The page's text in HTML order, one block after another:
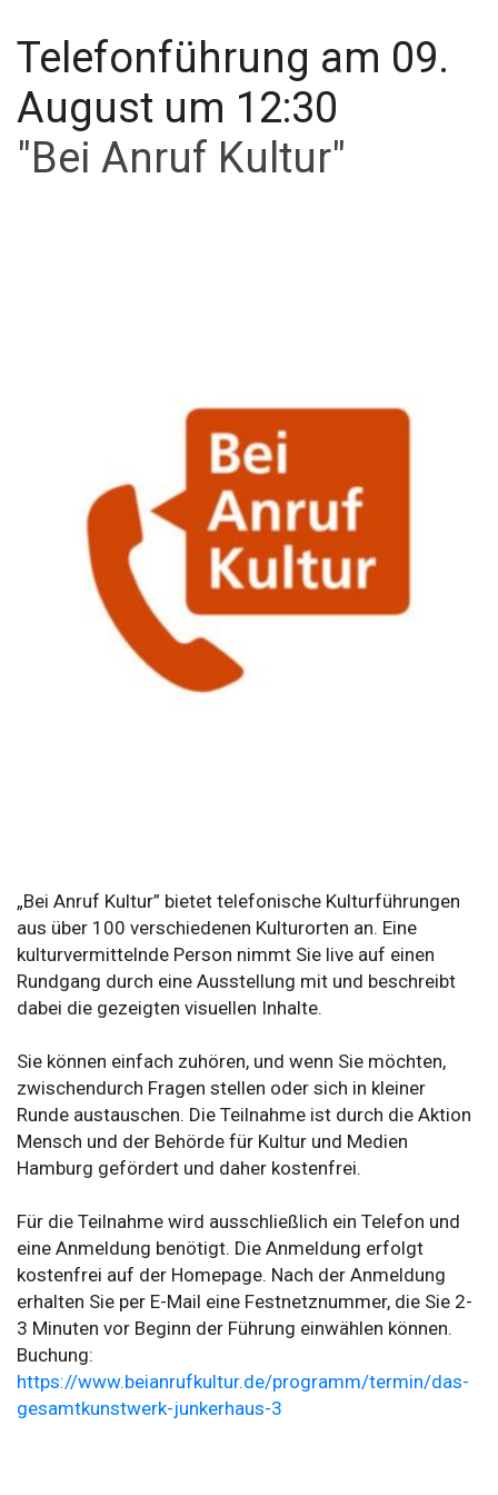
Telefonführung am 09.
August um 12:30
"Bei Anruf Kultur"
„Bei Anruf Kultur” bietet telefonische Kulturführungen
aus über 100 verschiedenen Kulturorten an. Eine
kulturvermittelnde Person nimmt Sie live auf einen
Rundgang durch eine Ausstellung mit und beschreibt
dabei die gezeigten visuellen Inhalte.
Sie können einfach zuhören, und wenn Sie möchten,
zwischendurch Fragen stellen oder sich in kleiner
Runde austauschen. Die Teilnahme ist durch die Aktion
Mensch und der Behörde für Kultur und Medien
Hamburg gefördert und daher kostenfrei.
Für die Teilnahme wird ausschließlich ein Telefon und
eine Anmeldung benötigt. Die Anmeldung erfolgt
kostenfrei auf der Homepage. Nach der Anmeldung
erhalten Sie per E-Mail eine Festnetznummer, die Sie 2-
3 Minuten vor Beginn der Führung einwählen können.
Buchung:
https://www.beianrufkultur.de/programm/termin/das-
gesamtkunstwerk-junkerhaus-3